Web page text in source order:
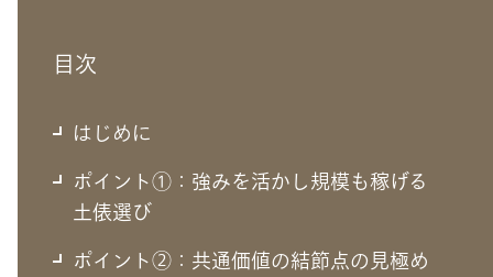
目次
はじめに
ポイント①：強みを活かし規模も稼げる
土俵選び
ポイント②：共通価値の結節点の見極め
はじめに
第1回のインサイトでは、社会的価値と経済的価値を両立